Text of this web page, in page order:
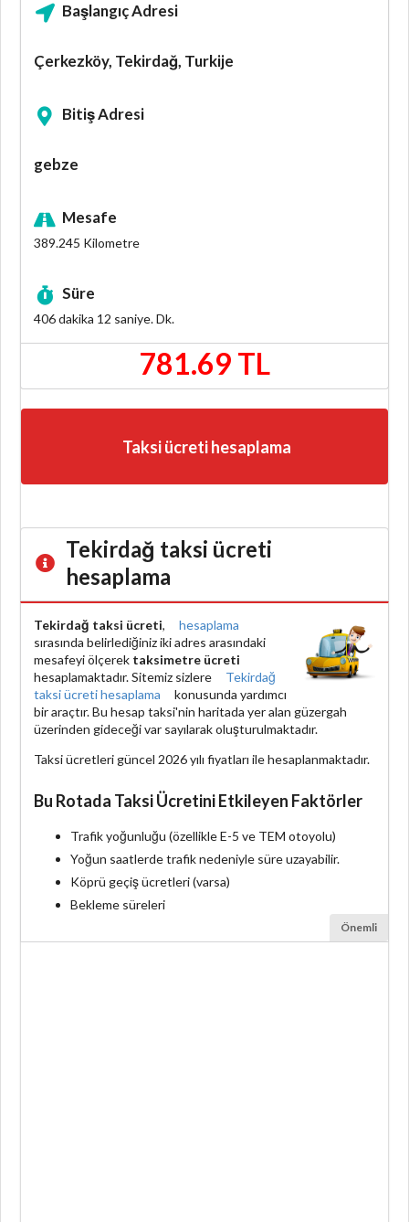
Başlangıç Adresi
Çerkezköy, Tekirdağ, Turkije
Bitiş Adresi
gebze
Mesafe
389.245 Kilometre
Süre
406 dakika 12 saniye.Dk.
781.69 TL
Taksi ücreti hesaplama
Tekirdağ taksi ücreti
hesaplama
Tekirdağ taksi ücreti,
hesaplama
sırasında belirlediğiniz iki adres arasındaki
mesafeyi ölçerek taksimetre ücreti
hesaplamaktadır. Sitemiz sizlere
Tekirdağ
taksi ücreti hesaplama
konusunda yardımcı
bir araçtır. Bu hesap taksi'nin haritada yer alan güzergah
üzerinden gideceği var sayılarak oluşturulmaktadır.
Taksi ücretleri güncel 2026 yılı fiyatları ile hesaplanmaktadır.
Bu Rotada Taksi Ücretini Etkileyen Faktörler
Trafik yoğunluğu (özellikle E-5 ve TEM otoyolu)
Yoğun saatlerde trafik nedeniyle süre uzayabilir.
Köprü geçiş ücretleri (varsa)
Bekleme süreleri
Önemli